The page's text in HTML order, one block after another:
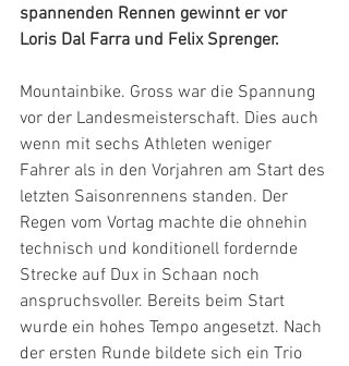
spannenden Rennen gewinnt er vor
Loris Dal Farra und Felix Sprenger.
Mountainbike. Gross war die Spannung
vor der Landesmeisterschaft. Dies auch
wenn mit sechs Athleten weniger
Fahrer als in den Vorjahren am Start des
letzten Saisonrennens standen. Der
Regen vom Vortag machte die ohnehin
technisch und konditionell fordernde
Strecke auf Dux in Schaan noch
anspruchsvoller. Bereits beim Start
wurde ein hohes Tempo angesetzt. Nach
der ersten Runde bildete sich ein Trio